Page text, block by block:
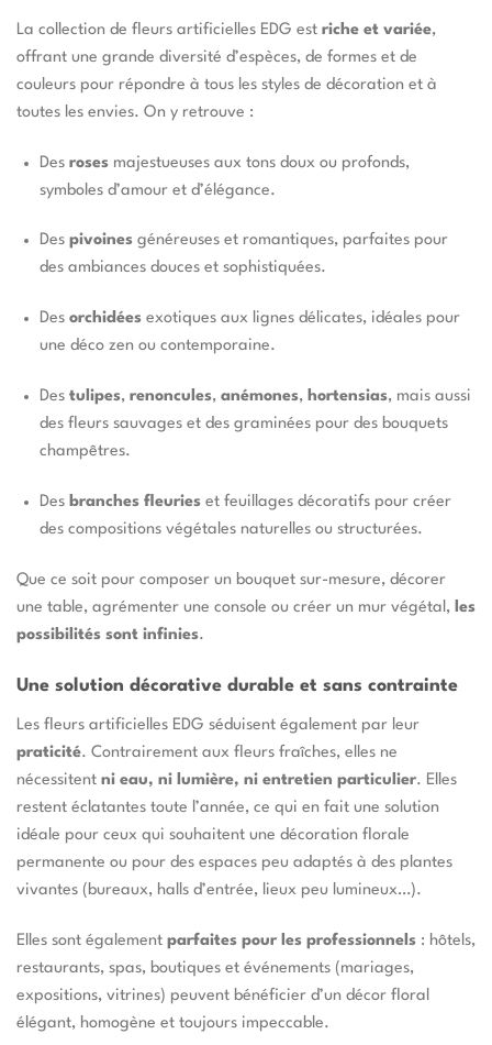
La collection de fleurs artificielles EDG est riche et variée,
offrant une grande diversité d’espèces, de formes et de
couleurs pour répondre à tous les styles de décoration et à
toutes les envies. On y retrouve :
Des rosesmajestueuses aux tons doux ou profonds,
symboles d’amour et d’élégance.
Des pivoinesgénéreuses et romantiques, parfaites pour
des ambiances douces et sophistiquées.
Des orchidéesexotiques aux lignes délicates, idéales pour
une déco zen ou contemporaine.
Des tulipes, renoncules, anémones, hortensias, mais aussi
des fleurs sauvages et des graminées pour des bouquets
champêtres.
Des branches fleurieset feuillages décoratifs pour créer
des compositions végétales naturelles ou structurées.
Que ce soit pour composer un bouquet sur-mesure, décorer
une table, agrémenter une console ou créer un mur végétal, les
possibilités sont infinies.
Une solution décorative durable et sans contrainte
Les fleurs artificielles EDG séduisent également par leur
praticité. Contrairement aux fleurs fraîches, elles ne
nécessitent ni eau, ni lumière, ni entretien particulier. Elles
restent éclatantes toute l’année, ce qui en fait une solution
idéale pour ceux qui souhaitent une décoration florale
permanente ou pour des espaces peu adaptés à des plantes
vivantes (bureaux, halls d’entrée, lieux peu lumineux…).
Elles sont également parfaites pour les professionnels : hôtels,
restaurants, spas, boutiques et événements (mariages,
expositions, vitrines) peuvent bénéficier d’un décor floral
élégant, homogène et toujours impeccable.